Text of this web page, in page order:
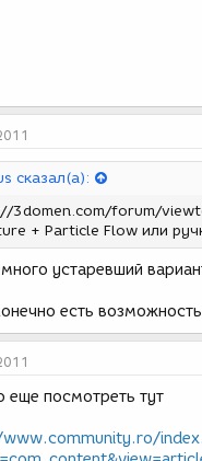
сказал(а):
3domen.com/forum/
+ Particle Flow или
устаревший
есть
посмотреть тут